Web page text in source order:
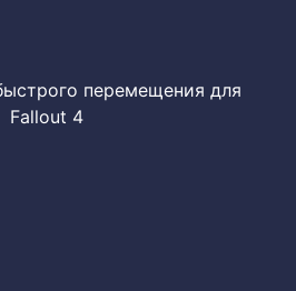
перемещения для
Fallout 4